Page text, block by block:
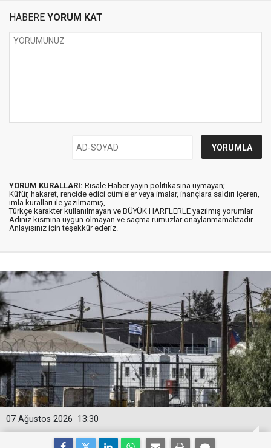
HABERE YORUM KAT
YORUM KURALLARI: Risale Haber yayın politikasına uymayan;
Küfür, hakaret, rencide edici cümleler veya imalar, inançlara saldırı içeren,
imla kuralları ile yazılmamış,
Türkçe karakter kullanılmayan ve BÜYÜK HARFLERLE yazılmış yorumlar
Adınız kısmına uygun olmayan ve saçma rumuzlar onaylanmamaktadır.
Anlayışınız için teşekkür ederiz.
13:30
07 Ağustos 2026